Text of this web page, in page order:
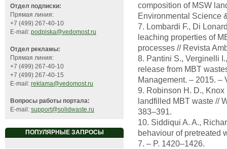
Отдел подписки:
Прямая линия:
+7 (499) 267-40-10
E-mail: podpiska@vedomost.ru
Отдел рекламы:
Прямая линия:
+7 (499) 267-40-10
+7 (499) 267-40-15
E-mail: reklama@vedomost.ru
Вопросы работы портала:
E-mail: support@solidwaste.ru
ПОПУЛЯРНЫЕ ЗАПРОСЫ
composition of MSW
Environmental Science
7. Lombardi F., Di
leaching properties of
processes // Revista
8. Pantini S., Verginelli
release from MBT
Management. – 2015. –
9. Robinson H. D.,
landfilled MBT waste //
383–391.
10. Siddiqui A. A.,
behaviour of pretreated
7. – P. 1420–1426.